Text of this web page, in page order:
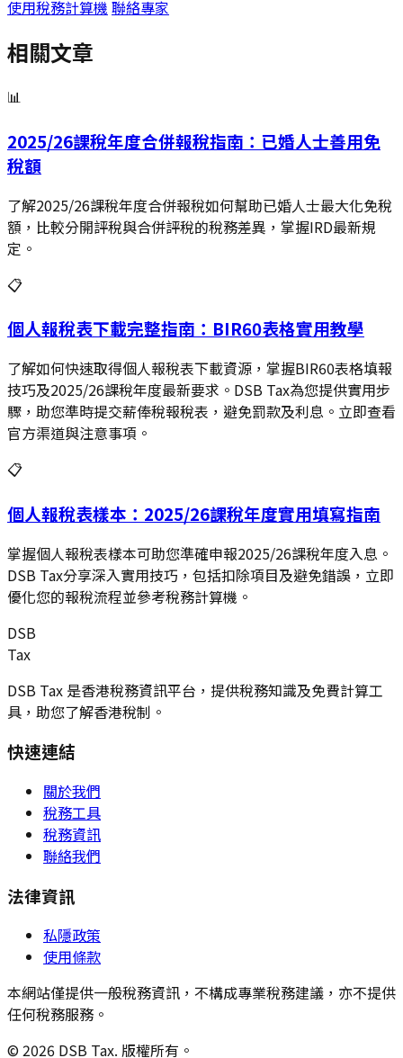
使用稅務計算機 聯絡專家
相關文章
📊
2025/26課稅年度合併報稅指南：已婚人士善用免
稅額
了解2025/26課稅年度合併報稅如何幫助已婚人士最大化免稅
額，比較分開評稅與合併評稅的稅務差異，掌握IRD最新規
定。
📋
個人報稅表下載完整指南：BIR60表格實用教學
了解如何快速取得個人報稅表下載資源，掌握BIR60表格填報
技巧及2025/26課稅年度最新要求。DSB Tax為您提供實用步
驟，助您準時提交薪俸稅報稅表，避免罰款及利息。立即查看
官方渠道與注意事項。
📋
個人報稅表樣本：2025/26課稅年度實用填寫指南
掌握個人報稅表樣本可助您準確申報2025/26課稅年度入息。
DSB Tax分享深入實用技巧，包括扣除項目及避免錯誤，立即
優化您的報稅流程並參考稅務計算機。
DSB
Tax
DSB Tax 是香港稅務資訊平台，提供稅務知識及免費計算工
具，助您了解香港稅制。
快速連結
關於我們
稅務工具
稅務資訊
聯絡我們
法律資訊
私隱政策
使用條款
本網站僅提供一般稅務資訊，不構成專業稅務建議，亦不提供
任何稅務服務。
© 2026 DSB Tax. 版權所有。